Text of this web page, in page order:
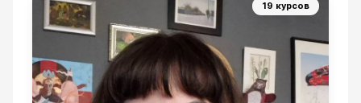
19 курсов